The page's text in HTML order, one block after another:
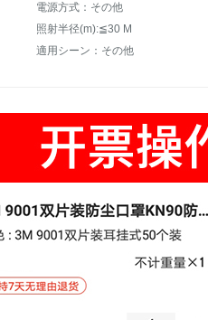
電源方式：その他
照射半径(m):≦30 M
適用シーン：その他